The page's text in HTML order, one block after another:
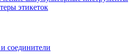
этикеток
соединители